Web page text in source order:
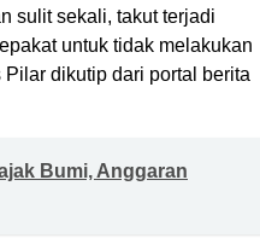
sulit sekali, takut terjadi
untuk tidak melakukan
dikutip dari portal berita
Bumi, Anggaran